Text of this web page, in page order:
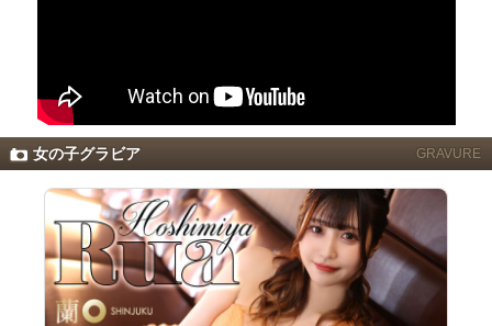
女の子グラビア GRAVURE